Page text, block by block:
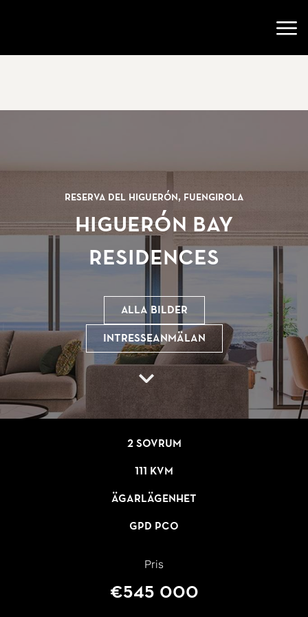
Reserva del Higuerón, Fuengirola
Higuerón Bay
Residences
Alla bilder
Intresseanmälan
2 sovrum
111 kvm
Ägarlägenhet
GPD PCO
Pris
€545 000